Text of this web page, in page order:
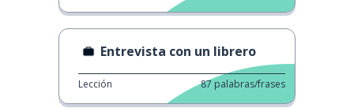
Entrevista con un librero
Lección 87 palabras/frases